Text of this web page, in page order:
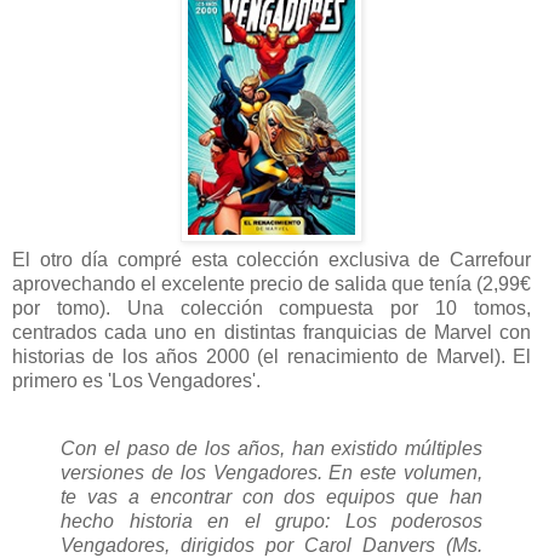
El otro día compré esta colección exclusiva de Carrefour
aprovechando el excelente precio de salida que tenía (2,99€
por tomo). Una colección compuesta por 10 tomos,
centrados cada uno en distintas franquicias de Marvel con
historias de los años 2000 (el renacimiento de Marvel). El
primero es 'Los Vengadores'.
Con el paso de los años, han existido múltiples
versiones de los Vengadores. En este volumen,
te vas a encontrar con dos equipos que han
hecho historia en el grupo: Los poderosos
Vengadores, dirigidos por Carol Danvers (Ms.